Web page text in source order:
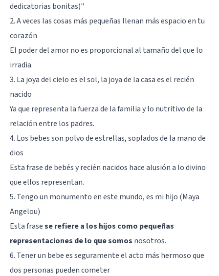
dedicatorias bonitas)"
2. A veces las cosas más pequeñas llenan más espacio en tu
corazón
El poder del amor no es proporcional al tamaño del que lo
irradia.
3. La joya del cielo es el sol, la joya de la casa es el recién
nacido
Ya que representa la fuerza de la familia y lo nutritivo de la
relación entre los padres.
4. Los bebes son polvo de estrellas, soplados de la mano de
dios
Esta frase de bebés y recién nacidos hace alusión a lo divino
que ellos representan.
5. Tengo un monumento en este mundo, es mi hijo (Maya
Angelou)
Esta frasese refiere a los hijos como pequeñas
representaciones de lo que somos nosotros.
6. Tener un bebe es seguramente el acto más hermoso que
dos personas pueden cometer